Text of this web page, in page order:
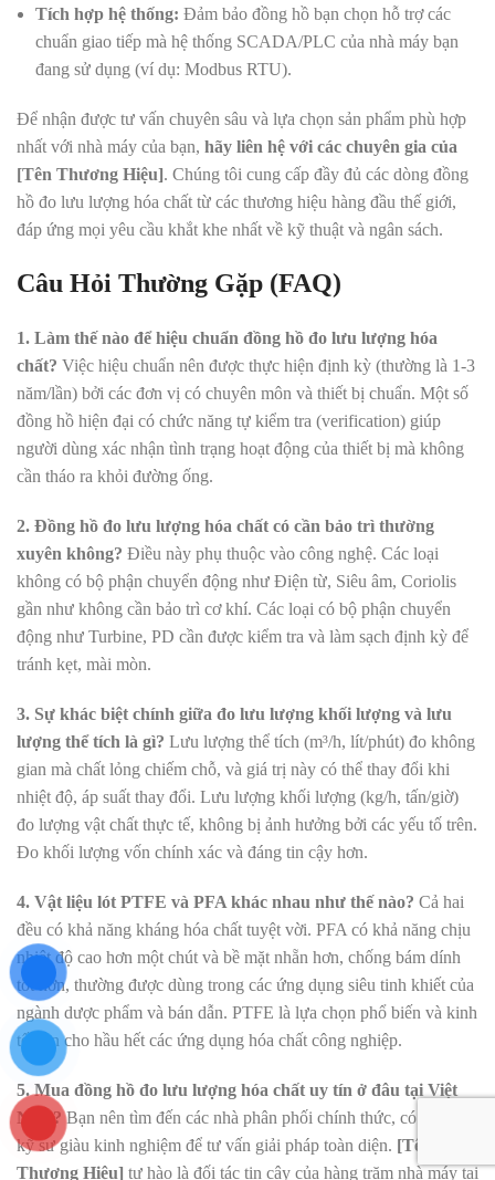
Tích hợp hệ thống: Đảm bảo đồng hồ bạn chọn hỗ trợ các
chuẩn giao tiếp mà hệ thống SCADA/PLC của nhà máy bạn
đang sử dụng (ví dụ: Modbus RTU).
Để nhận được tư vấn chuyên sâu và lựa chọn sản phẩm phù hợp
nhất với nhà máy của bạn, hãy liên hệ với các chuyên gia của
[Tên Thương Hiệu]. Chúng tôi cung cấp đầy đủ các dòng đồng
hồ đo lưu lượng hóa chất từ các thương hiệu hàng đầu thế giới,
đáp ứng mọi yêu cầu khắt khe nhất về kỹ thuật và ngân sách.
Câu Hỏi Thường Gặp (FAQ)
1. Làm thế nào để hiệu chuẩn đồng hồ đo lưu lượng hóa
chất? Việc hiệu chuẩn nên được thực hiện định kỳ (thường là 1-3
năm/lần) bởi các đơn vị có chuyên môn và thiết bị chuẩn. Một số
đồng hồ hiện đại có chức năng tự kiểm tra (verification) giúp
người dùng xác nhận tình trạng hoạt động của thiết bị mà không
cần tháo ra khỏi đường ống.
2. Đồng hồ đo lưu lượng hóa chất có cần bảo trì thường
xuyên không? Điều này phụ thuộc vào công nghệ. Các loại
không có bộ phận chuyển động như Điện từ, Siêu âm, Coriolis
gần như không cần bảo trì cơ khí. Các loại có bộ phận chuyển
động như Turbine, PD cần được kiểm tra và làm sạch định kỳ để
tránh kẹt, mài mòn.
3. Sự khác biệt chính giữa đo lưu lượng khối lượng và lưu
lượng thể tích là gì? Lưu lượng thể tích (m³/h, lít/phút) đo không
gian mà chất lỏng chiếm chỗ, và giá trị này có thể thay đổi khi
nhiệt độ, áp suất thay đổi. Lưu lượng khối lượng (kg/h, tấn/giờ)
đo lượng vật chất thực tế, không bị ảnh hưởng bởi các yếu tố trên.
Đo khối lượng vốn chính xác và đáng tin cậy hơn.
4. Vật liệu lót PTFE và PFA khác nhau như thế nào? Cả hai
đều có khả năng kháng hóa chất tuyệt vời. PFA có khả năng chịu
nhiệt độ cao hơn một chút và bề mặt nhẵn hơn, chống bám dính
tốt hơn, thường được dùng trong các ứng dụng siêu tinh khiết của
ngành dược phẩm và bán dẫn. PTFE là lựa chọn phổ biến và kinh
tế hơn cho hầu hết các ứng dụng hóa chất công nghiệp.
5. Mua đồng hồ đo lưu lượng hóa chất uy tín ở đâu tại Việt
Nam?Bạn nên tìm đến các nhà phân phối chính thức, có đội ngũ
kỹ sư giàu kinh nghiệm để tư vấn giải pháp toàn diện. [Tên
Thương Hiệu] tự hào là đối tác tin cậy của hàng trăm nhà máy tại